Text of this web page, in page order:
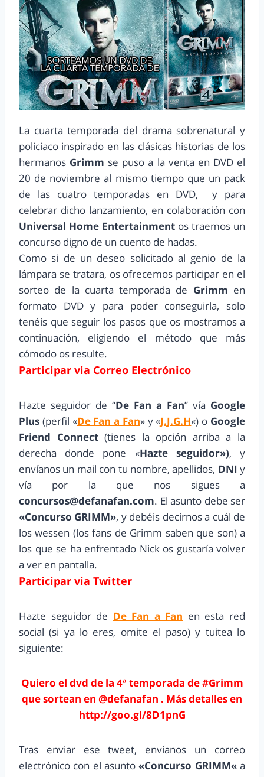
La cuarta temporada del drama sobrenatural y
policiaco inspirado en las clásicas historias de los
hermanos Grimm se puso a la venta en DVD el
20 de noviembre al mismo tiempo que un pack
de las cuatro temporadas en DVD, y para
celebrar dicho lanzamiento, en colaboración con
Universal Home Entertainment os traemos un
concurso digno de un cuento de hadas.
Como si de un deseo solicitado al genio de la
lámpara se tratara, os ofrecemos participar en el
sorteo de la cuarta temporada de Grimm en
formato DVD y para poder conseguirla, solo
tenéis que seguir los pasos que os mostramos a
continuación, eligiendo el método que más
cómodo os resulte.
Participar via Correo Electrónico
Hazte seguidor de “De Fan a Fan” vía Google
Plus (perfil «De Fan a Fan» y «J.J.G.H«) o Google
Friend Connect(tienes la opción arriba a la
derecha donde pone «Hazte seguidor»), y
envíanos un mail con tu nombre, apellidos, DNI y
vía por la que nos sigues a
concursos@defanafan.com. El asunto debe ser
«Concurso GRIMM», y debéis decirnos a cuál de
los wessen (los fans de Grimm saben que son) a
los que se ha enfrentado Nick os gustaría volver
a ver en pantalla.
Participar via Twitter
Hazte seguidor de De Fan a Fan en esta red
social (si ya lo eres, omite el paso) y tuitea lo
siguiente:
Quiero el dvd de la 4ª temporada de #Grimm
que sortean en @defanafan . Más detalles en
http://goo.gl/8D1pnG
Tras enviar ese tweet, envíanos un correo
electrónico con el asunto«Concurso GRIMM«a